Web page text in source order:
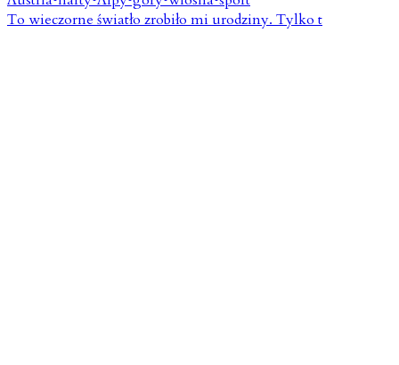
To wieczorne światło zrobiło mi urodziny. Tylko t